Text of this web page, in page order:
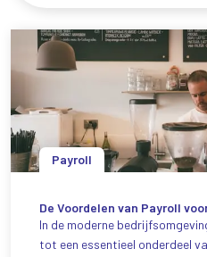
Payroll
De Voordelen van Payroll
In de moderne
tot een essentieel onderdeel